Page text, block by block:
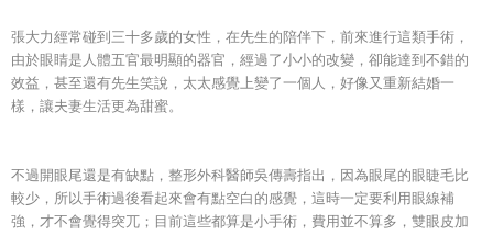
張大力經常碰到三十多歲的女性，在先生的陪伴下，前來進行這類手術，
由於眼睛是人體五官最明顯的器官，經過了小小的改變，卻能達到不錯的
效益，甚至還有先生笑說，太太感覺上變了一個人，好像又重新結婚一
樣，讓夫妻生活更為甜蜜。
不過開眼尾還是有缺點，整形外科醫師吳傳壽指出，因為眼尾的眼睫毛比
較少，所以手術過後看起來會有點空白的感覺，這時一定要利用眼線補
強，才不會覺得突兀；目前這些都算是小手術，費用並不算多，雙眼皮加